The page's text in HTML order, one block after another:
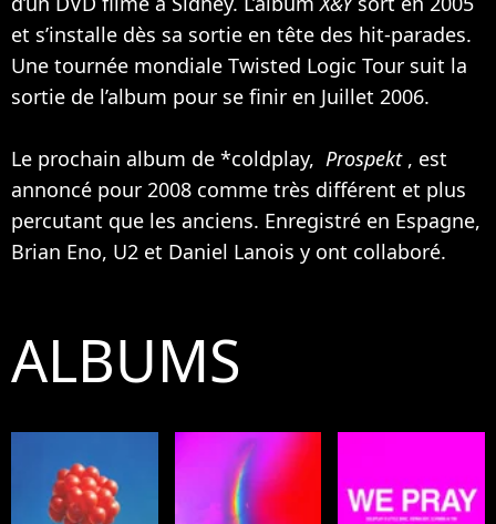
et s’installe dès sa sortie en tête des hit-parades.
Une tournée mondiale Twisted Logic Tour suit la
sortie de l’album pour se finir en Juillet 2006.
Le prochain album de *coldplay, Prospekt , est
annoncé pour 2008 comme très différent et plus
percutant que les anciens. Enregistré en Espagne,
Brian Eno, U2 et Daniel Lanois y ont collaboré.
ALBUMS